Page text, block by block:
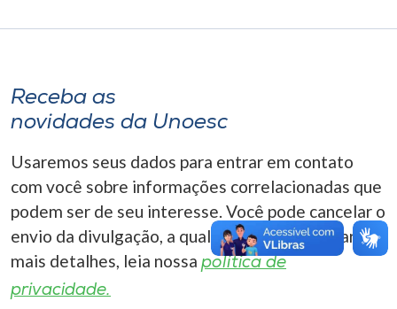
A+
Receba as
novidades da Unoesc
Usaremos seus dados para entrar em contato
com você sobre informações correlacionadas que
podem ser de seu interesse. Você pode cancelar o
envio da divulgação, a qualquer momento. Para
mais detalhes, leia nossa política de
privacidade.